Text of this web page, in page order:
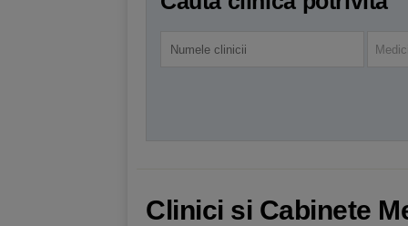
Clinici si Cabinete